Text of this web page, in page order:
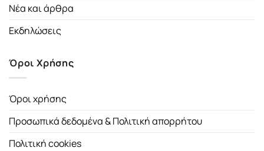
Νέα και άρθρα
Εκδηλώσεις
Όροι Χρήσης
Όροι χρήσης
Προσωπικά δεδομένα & Πολιτική απορρήτου
Πολιτική cookies